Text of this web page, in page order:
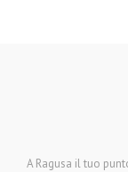
A Ragusa il tuo